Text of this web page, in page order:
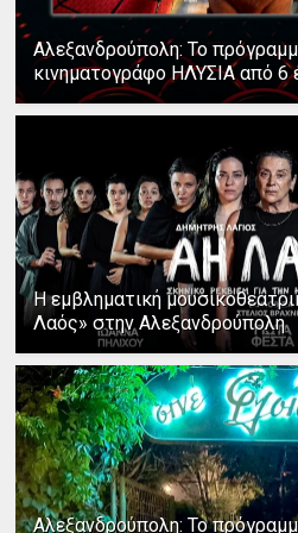
Αλεξανδρούπολη: Το
κινηματογράφο ΗΛΥΣΙΑ από
Η εμβληματική
Λαός» στην Αλεξανδρούπολη
Αλεξανδρούπολη: Το